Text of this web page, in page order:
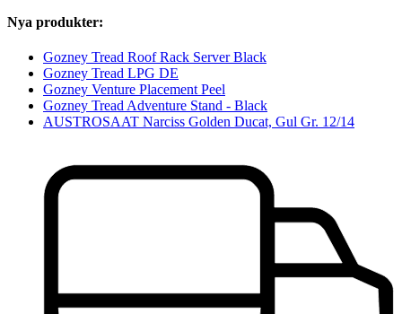
Nya produkter:
Gozney Tread Roof Rack Server Black
Gozney Tread LPG DE
Gozney Venture Placement Peel
Gozney Tread Adventure Stand - Black
AUSTROSAAT Narciss Golden Ducat, Gul Gr. 12/14